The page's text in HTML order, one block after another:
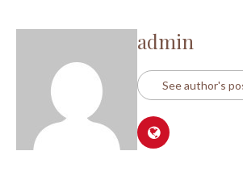
admin
See author's